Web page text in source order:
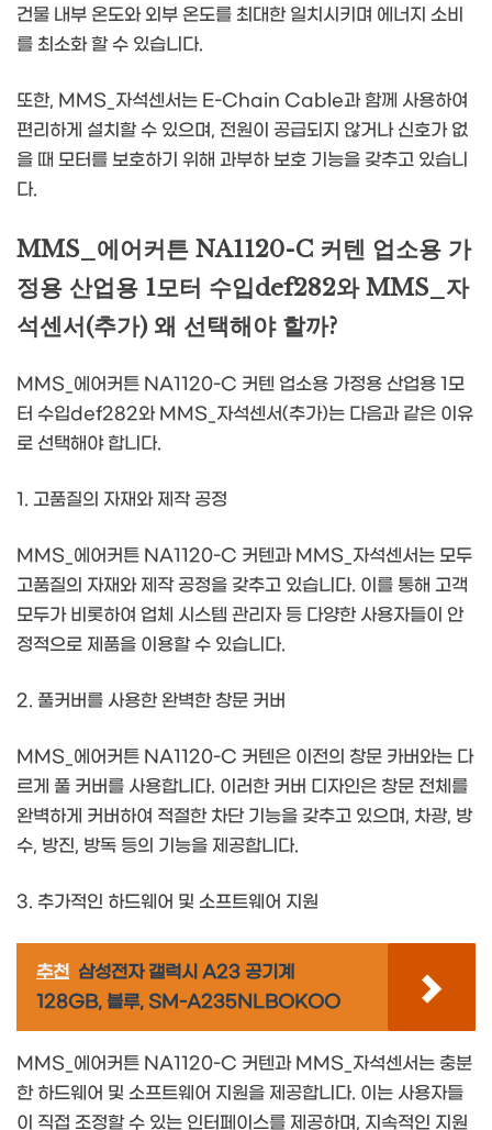
건물 내부 온도와 외부 온도를 최대한 일치시키며 에너지 소비
를 최소화 할 수 있습니다.
또한, MMS_자석센서는 E-Chain Cable과 함께 사용하여
편리하게 설치할 수 있으며, 전원이 공급되지 않거나 신호가 없
을 때 모터를 보호하기 위해 과부하 보호 기능을 갖추고 있습니
다.
MMS_에어커튼 NA1120-C 커텐 업소용 가
정용 산업용 1모터 수입def282와 MMS_자
석센서(추가) 왜 선택해야 할까?
MMS_에어커튼 NA1120-C 커텐 업소용 가정용 산업용 1모
터 수입def282와 MMS_자석센서(추가)는 다음과 같은 이유
로 선택해야 합니다.
1. 고품질의 자재와 제작 공정
MMS_에어커튼 NA1120-C 커텐과 MMS_자석센서는 모두
고품질의 자재와 제작 공정을 갖추고 있습니다. 이를 통해 고객
모두가 비롯하여 업체 시스템 관리자 등 다양한 사용자들이 안
정적으로 제품을 이용할 수 있습니다.
2. 풀커버를 사용한 완벽한 창문 커버
MMS_에어커튼 NA1120-C 커텐은 이전의 창문 카버와는 다
르게 풀 커버를 사용합니다. 이러한 커버 디자인은 창문 전체를
완벽하게 커버하여 적절한 차단 기능을 갖추고 있으며, 차광, 방
수, 방진, 방독 등의 기능을 제공합니다.
3. 추가적인 하드웨어 및 소프트웨어 지원
추천 삼성전자 갤럭시 A23 공기계
128GB, 블루, SM-A235NLBOKOO
MMS_에어커튼 NA1120-C 커텐과 MMS_자석센서는 충분
한 하드웨어 및 소프트웨어 지원을 제공합니다. 이는 사용자들
이 직접 조정할 수 있는 인터페이스를 제공하며, 지속적인 지원